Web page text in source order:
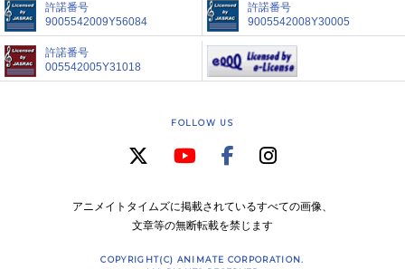
許諾番号
9005542009Y56084
許諾番号
9005542008Y30005
許諾番号
005542005Y31018
FOLLOW US
アニメイトタイムズに掲載されているすべての画像、
文章等の無断転載を禁じます
COPYRIGHT(C) ANIMATE CORPORATION.